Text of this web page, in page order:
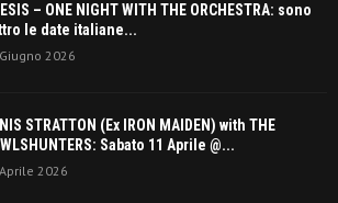
– ONE NIGHT WITH THE ORCHESTRA: sono
le date italiane...
2026
STRATTON (Ex IRON MAIDEN) with THE
Sabato 11 Aprile @...
2026